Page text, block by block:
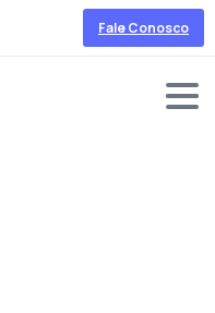
Fale Conosco